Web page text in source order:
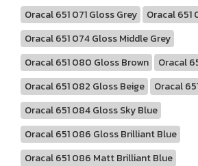
Oracal 651 071 Gloss Grey
Oracal 651
Oracal 651 074 Gloss Middle Grey
Oracal 651 080 Gloss Brown
Oracal
Oracal 651 082 Gloss Beige
Oracal
Oracal 651 084 Gloss Sky Blue
Oracal 651 086 Gloss Brilliant Blue
Oracal 651 086 Matt Brilliant Blue